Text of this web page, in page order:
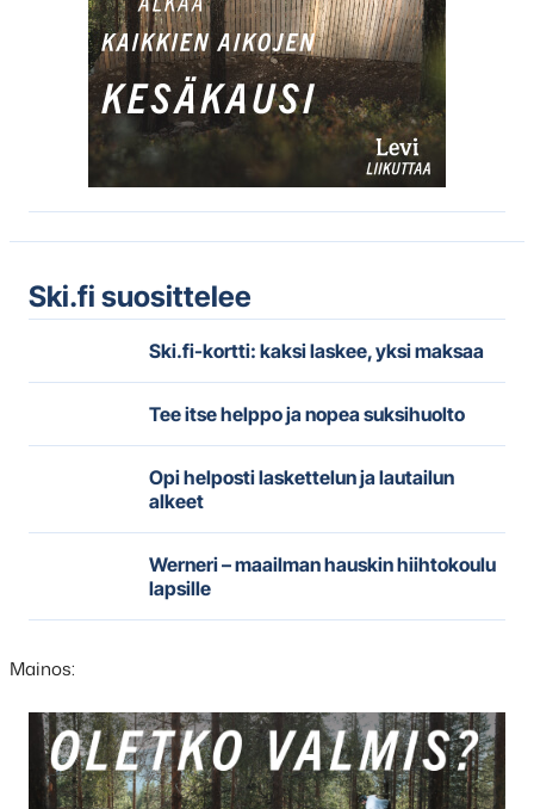
Ski.fi suosittelee
Ski.fi-kortti: kaksi laskee, yksi maksaa
Tee itse helppo ja nopea suksihuolto
Opi helposti laskettelun ja lautailun
alkeet
Werneri – maailman hauskin hiihtokoulu
lapsille
Mainos:
Hyppää
karusellisisällön